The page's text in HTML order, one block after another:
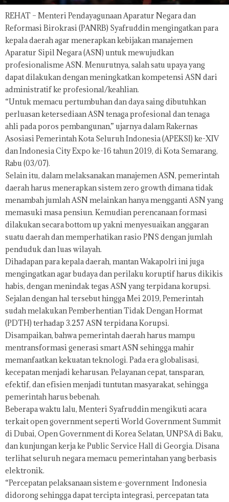
REHAT – Menteri Pendayagunaan Aparatur Negara dan
Reformasi Birokrasi (PANRB) Syafruddin mengingatkan para
kepala daerah agar menerapkan kebijakan manajemen
Aparatur Sipil Negara (ASN) untuk mewujudkan
profesionalisme ASN. Menurutnya, salah satu upaya yang
dapat dilakukan dengan meningkatkan kompetensi ASN dari
administratif ke profesional/keahlian.
“Untuk memacu pertumbuhan dan daya saing dibutuhkan
perluasan ketersediaan ASN tenaga profesional dan tenaga
ahli pada poros pembangunan,” ujarnya dalam Rakernas
Asosiasi Pemerintah Kota Seluruh Indonesia (APEKSI) ke-XIV
dan Indonesia City Expo ke-16 tahun 2019, di Kota Semarang,
Rabu (03/07).
Selain itu, dalam melaksanakan manajemen ASN, pemerintah
daerah harus menerapkan sistem zero growth dimana tidak
menambah jumlah ASN melainkan hanya mengganti ASN yang
memasuki masa pensiun. Kemudian perencanaan formasi
dilakukan secara bottom up yakni menyesuaikan anggaran
suatu daerah dan memperhatikan rasio PNS dengan jumlah
penduduk dan luas wilayah.
Dihadapan para kepala daerah, mantan Wakapolri ini juga
mengingatkan agar budaya dan perilaku koruptif harus dikikis
habis, dengan menindak tegas ASN yang terpidana korupsi.
Sejalan dengan hal tersebut hingga Mei 2019, Pemerintah
sudah melakukan Pemberhentian Tidak Dengan Hormat
(PDTH) terhadap 3.257 ASN terpidana Korupsi.
Disampaikan, bahwa pemerintah daerah harus mampu
mentransformasi generasi smart ASN sehingga mahir
memanfaatkan kekuatan teknologi. Pada era globalisasi,
kecepatan menjadi keharusan. Pelayanan cepat, tansparan,
efektif, dan efisien menjadi tuntutan masyarakat, sehingga
pemerintah harus bebenah.
Beberapa waktu lalu, Menteri Syafruddin mengikuti acara
terkait open government seperti World Government Summit
di Dubai, Open Government di Korea Selatan, UNPSA di Baku,
dan kunjungan kerja ke Public Service Hall di Georgia. Disana
terlihat seluruh negara memacu pemerintahan yang berbasis
elektronik.
“Percepatan pelaksanaan sistem e-government Indonesia
didorong sehingga dapat tercipta integrasi, percepatan tata